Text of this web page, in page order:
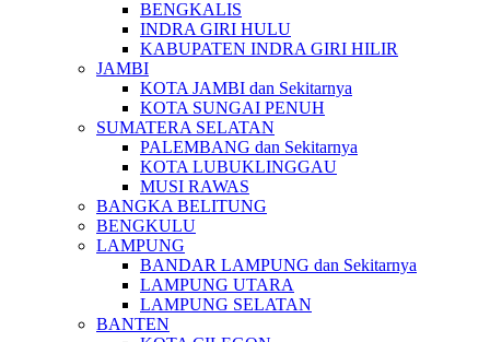
BENGKALIS
INDRA GIRI HULU
KABUPATEN INDRA GIRI HILIR
JAMBI
KOTA JAMBI dan Sekitarnya
KOTA SUNGAI PENUH
SUMATERA SELATAN
PALEMBANG dan Sekitarnya
KOTA LUBUKLINGGAU
MUSI RAWAS
BANGKA BELITUNG
BENGKULU
LAMPUNG
BANDAR LAMPUNG dan Sekitarnya
LAMPUNG UTARA
LAMPUNG SELATAN
BANTEN